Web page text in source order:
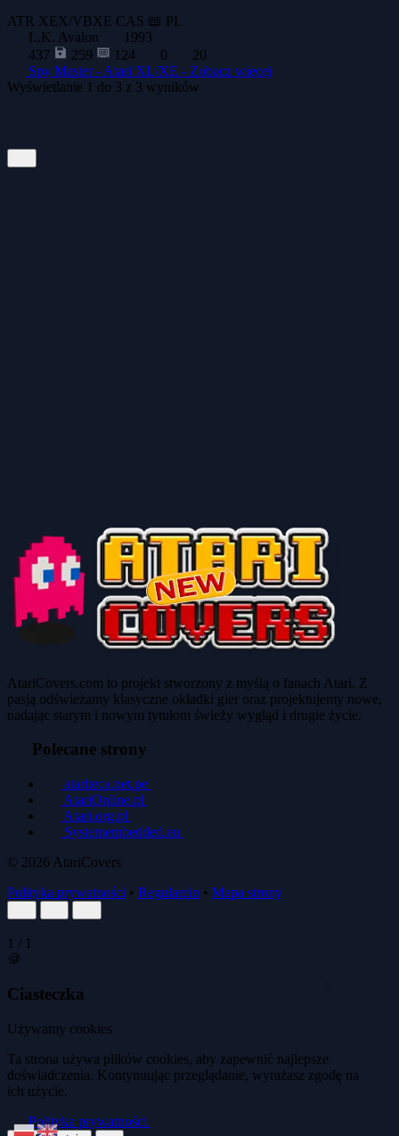
ATR XEX/VBXE CAS 📖 PL
L.K. Avalon
1993
437
259 124 0
20
Spy Master - Atari XL/XE - Zobacz więcej
Wyświetlanie 1 do 3 z 3 wyników
AtariCovers.com to projekt stworzony z myślą o fanach Atari. Z
pasją odświeżamy klasyczne okładki gier oraz projektujemy nowe,
nadając starym i nowym tytułom świeży wygląd i drugie życie.
Polecane strony
atariteca.net.pe
AtariOnline.pl
Atari.org.pl
Systemembedded.eu
© 2026 AtariCovers
Polityka prywatności • Regulamin • Mapa strony
1 / 1
🍪
Ciasteczka
Używamy cookies
Ta strona używa plików cookies, aby zapewnić najlepsze
doświadczenia. Kontynuując przeglądanie, wyrażasz zgodę na
ich użycie.
Polityka prywatności